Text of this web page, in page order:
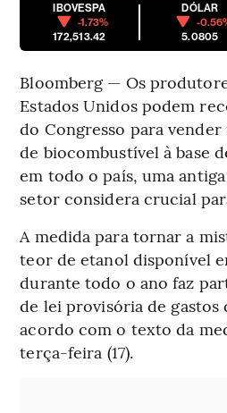
IBOVESPA
-1.73%
172,513.42
DÓLAR
-
5.0805
Bloomberg — Os
Estados Unidos podem
do Congresso para
de biocombustível à base
em todo o país, uma
setor considera crucial
A medida para tornar a
teor de etanol disponível
durante todo o ano faz
de lei provisória de gastos
acordo com o texto da
terça-feira (17).